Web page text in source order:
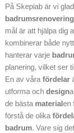
kontakt
Vi ser
att
projektet
till slut
en ny
idag
På Skepiab är vi
badrumsrenovering
mål är att hjälpa dig
kombinerar både
hanterar varje
planering, vilket ser
En av våra fördelar
utforma och design
de bästa materialen
förstå de olika
badrum. Vare sig